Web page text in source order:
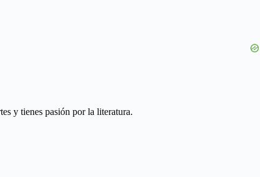
y tienes pasión por la literatura.